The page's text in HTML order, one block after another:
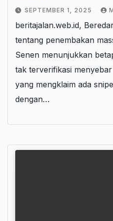
SEPTEMBER 1, 2025
beritajalan.web.id,
tentang penembakan
Senen menunjukkan
tak terverifikasi
yang mengklaim ada
dengan…